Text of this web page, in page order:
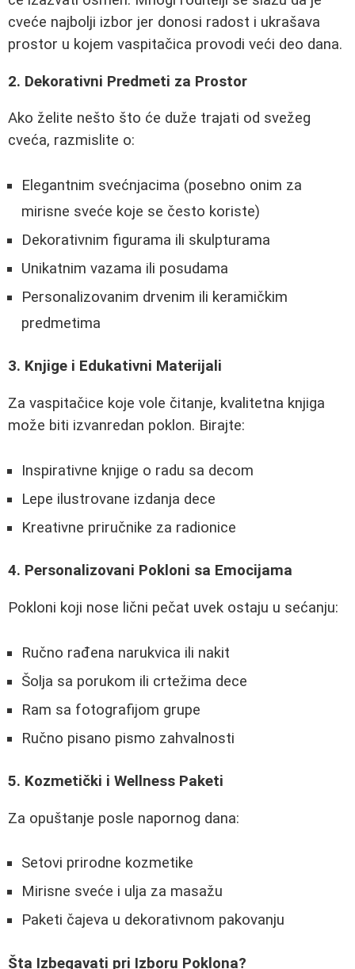
cveće najbolji izbor jer donosi radost i ukrašava
prostor u kojem vaspitačica provodi veći deo dana.
2. Dekorativni Predmeti za Prostor
Ako želite nešto što će duže trajati od svežeg
cveća, razmislite o:
Elegantnim svećnjacima (posebno onim za
mirisne sveće koje se često koriste)
Dekorativnim figurama ili skulpturama
Unikatnim vazama ili posudama
Personalizovanim drvenim ili keramičkim
predmetima
3. Knjige i Edukativni Materijali
Za vaspitačice koje vole čitanje, kvalitetna knjiga
može biti izvanredan poklon. Birajte:
Inspirativne knjige o radu sa decom
Lepe ilustrovane izdanja dece
Kreativne priručnike za radionice
4. Personalizovani Pokloni sa Emocijama
Pokloni koji nose lični pečat uvek ostaju u sećanju:
Ručno rađena narukvica ili nakit
Šolja sa porukom ili crtežima dece
Ram sa fotografijom grupe
Ručno pisano pismo zahvalnosti
5. Kozmetički i Wellness Paketi
Za opuštanje posle napornog dana:
Setovi prirodne kozmetike
Mirisne sveće i ulja za masažu
Paketi čajeva u dekorativnom pakovanju
Šta Izbegavati pri Izboru Poklona?